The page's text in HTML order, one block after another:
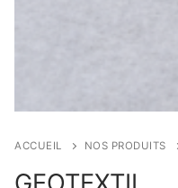
ACCUEIL NOS PRODUITS